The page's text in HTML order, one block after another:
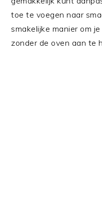
toe te voegen naar
smakelijke manier om
zonder de oven aan te